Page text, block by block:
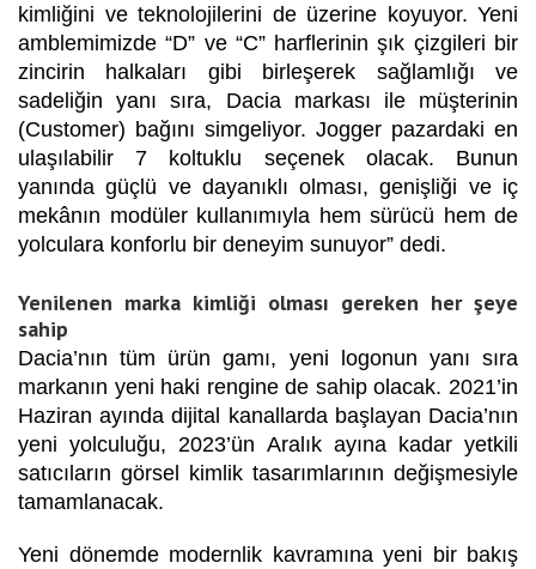
kimliğini ve teknolojilerini de üzerine koyuyor. Yeni
amblemimizde “D” ve “C” harflerinin şık çizgileri bir
zincirin halkaları gibi birleşerek sağlamlığı ve
sadeliğin yanı sıra, Dacia markası ile müşterinin
(Customer) bağını simgeliyor. Jogger pazardaki en
ulaşılabilir 7 koltuklu seçenek olacak. Bunun
yanında güçlü ve dayanıklı olması, genişliği ve iç
mekânın modüler kullanımıyla hem sürücü hem de
yolculara konforlu bir deneyim sunuyor” dedi.
Yenilenen marka kimliği olması gereken her şeye
sahip
Dacia’nın tüm ürün gamı, yeni logonun yanı sıra
markanın yeni haki rengine de sahip olacak. 2021’in
Haziran ayında dijital kanallarda başlayan Dacia’nın
yeni yolculuğu, 2023’ün Aralık ayına kadar yetkili
satıcıların görsel kimlik tasarımlarının değişmesiyle
tamamlanacak.
Yeni dönemde modernlik kavramına yeni bir bakış